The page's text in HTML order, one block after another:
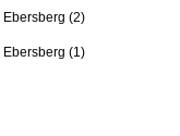
Ebersberg (2)
Ebersberg (1)